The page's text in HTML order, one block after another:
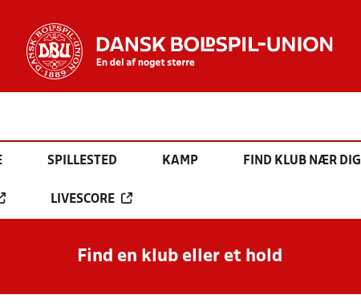
SPILLESTED KAMP FIND KLUB NÆR DIG
LIVESCORE
Find en klub eller et hold